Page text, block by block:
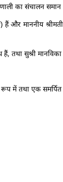
का संचालन
माननीय श्रीमती
हैं, तथा सुश्री
रूप में तथा एक